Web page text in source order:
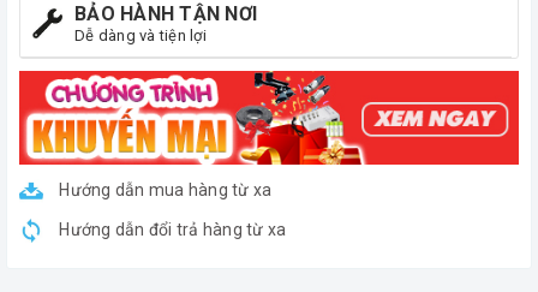
BẢO HÀNH TẬN NƠI
Dễ dàng và tiện lợi
Hướng dẫn mua hàng từ xa
Hướng dẫn đổi trả hàng từ xa